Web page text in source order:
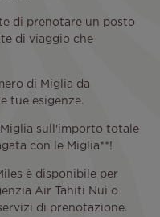
di prenotare un posto
di viaggio che
di Miglia da
tue esigenze.
sull'importo totale
con le Miglia**!
è disponibile per
Air Tahiti Nui o
di prenotazione.